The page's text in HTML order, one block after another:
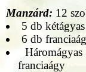
Manzárd: 12
5 db
6 db
franciaágy